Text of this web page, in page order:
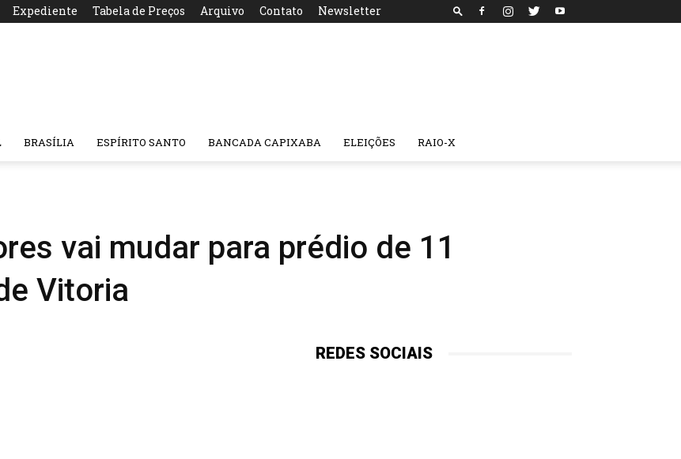
Expediente Tabela de Preços Arquivo Contato Newsletter
BRASÍLIA ESPÍRITO SANTO BANCADA CAPIXABA ELEIÇÕES RAIO-X
vai mudar para prédio de 11
Vitoria
REDES SOCIAIS